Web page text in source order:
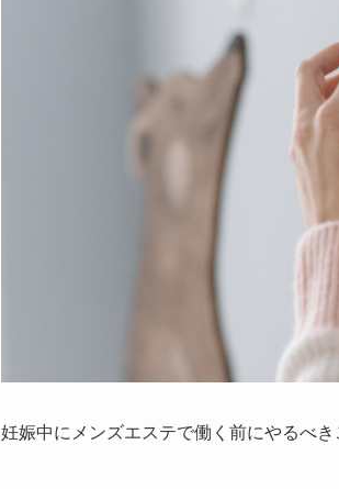
妊娠中にメンズエステで働く前にやるべき